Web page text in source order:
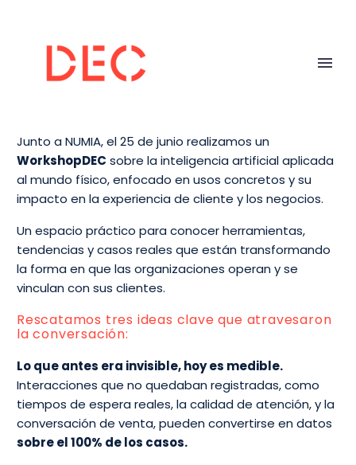
Junto a NUMIA,el 25 de junio realizamos un
WorkshopDEC sobre la inteligencia artificial aplicada
al mundo físico,enfocado en usos concretos y su
impacto en la experiencia de cliente y los negocios.
Un espacio práctico para conocer herramientas,
tendencias y casos reales que están transformando
la forma en que las organizaciones operan y se
vinculan con sus clientes.
Rescatamos tres ideas clave que atravesaron
la conversación:
Lo que antes era invisible, hoy es medible.
Interacciones que no quedaban registradas, como
tiempos de espera reales, la calidad de atención, y la
conversación de venta, pueden convertirse en datos
sobre el 100% de los casos.